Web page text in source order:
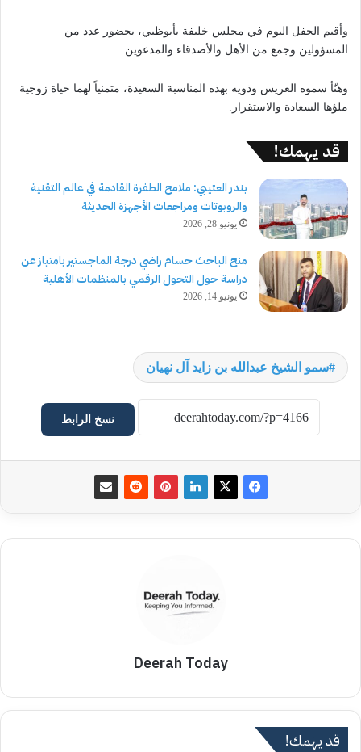
وأقيم الحفل اليوم في مجلس خليفة بأبوظبي، بحضور عدد من
المسؤولين وجمع من الأهل والأصدقاء والمدعوين.
وهنّأ سموه العريس وذويه بهذه المناسبة السعيدة، متمنياً لهما حياة زوجية
ملؤها السعادة والاستقرار.
قد يهمك!
بندر العتيبي: ملامح الطفرة القادمة في عالم التقنية
والروبوتات ومراجعات الأجهزة الحديثة
يونيو 28, 2026
منح الباحث حسام راضي درجة الماجستير بامتياز عن
دراسة حول التحول الرقمي بالمنظمات الأهلية
يونيو 14, 2026
سمو الشيخ عبدالله بن زايد آل نهيان
نسخ الرابط
Deerah Today
قد يهمك!